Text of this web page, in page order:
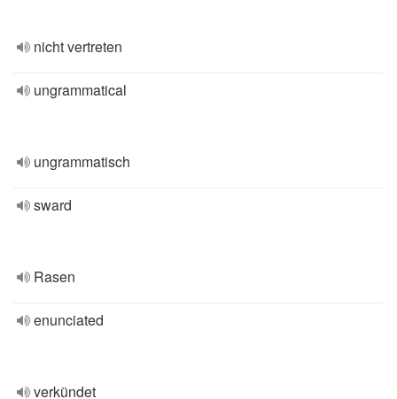
nicht vertreten
ungrammatical
ungrammatisch
sward
Rasen
enunciated
verkündet